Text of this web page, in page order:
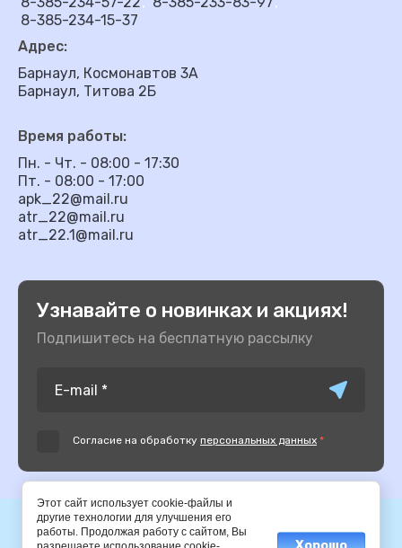
8-385-234-15-37
Адрес:
Барнаул, Космонавтов 3А
Барнаул, Титова 2Б
Время работы:
Пн. - Чт. - 08:00 - 17:30
Пт. - 08:00 - 17:00
apk_22@mail.ru
atr_22@mail.ru
atr_22.1@mail.ru
Узнавайте о новинках и акциях!
Подпишитесь на бесплатную рассылку
Согласие на обработку персональных данных *
© 2014-2025 АПК
Этот сайт использует cookie-файлы и
другие технологии для улучшения его
работы. Продолжая работу с сайтом, Вы